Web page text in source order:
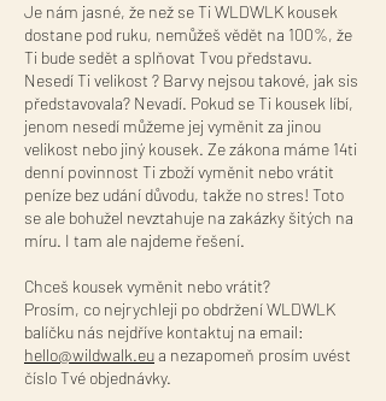
Je nám jasné, že než se Ti WLDWLK kousek
dostane pod ruku, nemůžeš vědět na 100%, že
Ti bude sedět a splňovat Tvou představu.
Nesedí Ti velikost ? Barvy nejsou takové, jak sis
představovala? Nevadí. Pokud se Ti kousek líbí,
jenom nesedí můžeme jej vyměnit za jinou
velikost nebo jiný kousek. Ze zákona máme 14ti
denní povinnost Ti zboží vyměnit nebo vrátit
peníze bez udání důvodu, takže no stres! Toto
se ale bohužel nevztahuje na zakázky šitých na
míru. I tam ale najdeme řešení.
Chceš kousek vyměnit nebo vrátit?
Prosím, co nejrychleji po obdržení WLDWLK
balíčku nás nejdříve kontaktuj na email:
hello@wildwalk.eua nezapomeň prosím uvést
číslo Tvé objednávky.